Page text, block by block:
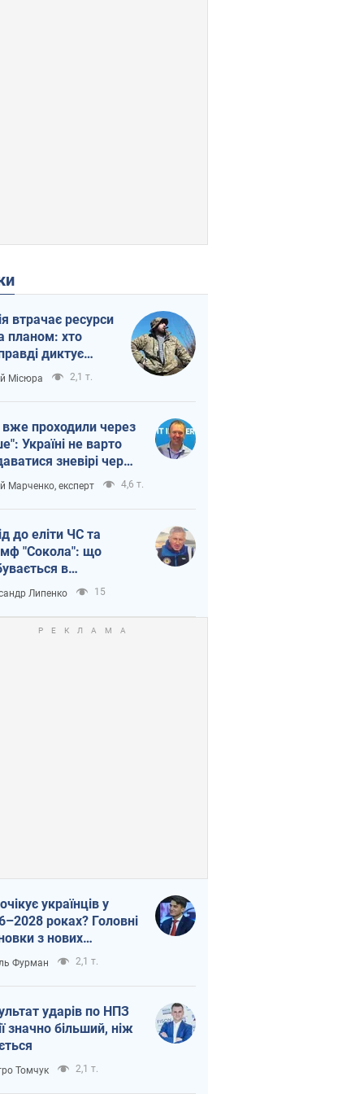
втрачає ресурси
планом: хто
диктує
війни
Місюра 2,1 т.
проходили через
Україні не варто
зневірі через
терор
Марченко, експерт 4,6 т.
до еліти ЧС та
"Сокола": що
в
хокеї
Липенко 15
українців у
роках? Головні
з нових
від НБУ
Фурман 2,1 т.
ударів по НПЗ
значно більший, ніж
Томчук 2,1 т.